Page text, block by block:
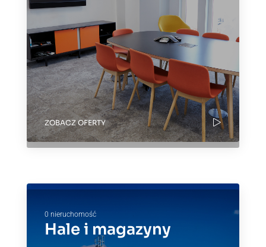
ZOBACZ OFERTY
0 nieruchomość
Hale i magazyny